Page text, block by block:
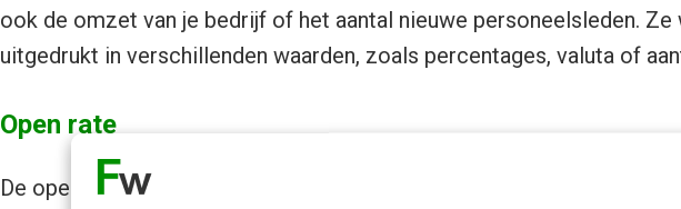
ook de omzet van je bedrijf of het aantal nieuwe personeelsleden. Ze
uitgedrukt in verschillenden waarden, zoals percentages, valuta of
Open rate
De open rate is een KPI die je vertelt hoe vaak je e-mail geopend